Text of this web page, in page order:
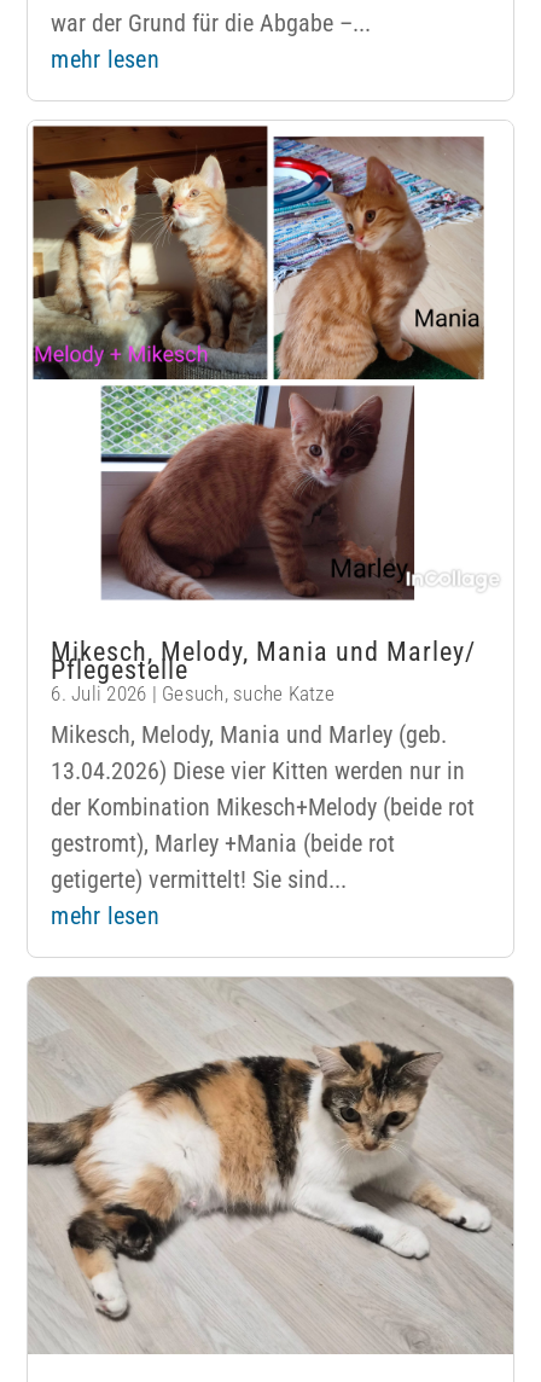
war der Grund für die Abgabe –...
mehr lesen
Mikesch, Melody, Mania und Marley/
Pflegestelle
6. Juli 2026 | Gesuch, suche Katze
Mikesch, Melody, Mania und Marley (geb.
13.04.2026) Diese vier Kitten werden nur in
der Kombination Mikesch+Melody (beide rot
gestromt), Marley +Mania (beide rot
getigerte) vermittelt! Sie sind...
mehr lesen